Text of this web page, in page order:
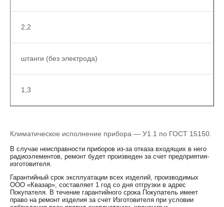
2,2
штанги (без электрода)
1,3
Климатическое исполнение прибора — У1.1 по ГОСТ 15150.
В случае неисправности приборов из-за отказа входящих в него
радиоэлементов, ремонт будет произведен за счет предприятия-
изготовителя.
Гарантийный срок эксплуатации всех изделий, производимых
ООО «Квазар», составляет 1 год со дня отгрузки в адрес
Покупателя. В течение гарантийного срока Покупатель имеет
право на ремонт изделия за счет Изготовителя при условии